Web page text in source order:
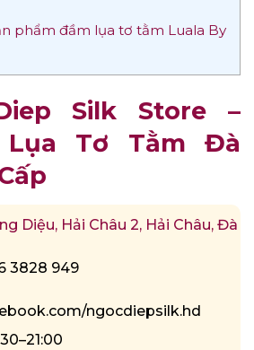
phẩm đầm lụa tơ tằm Luala By
Silk Store –
Lụa Tơ Tằm Đà
Diệu, Hải Châu 2, Hải Châu, Đà
3828 949
ngocdiepsilk.hd